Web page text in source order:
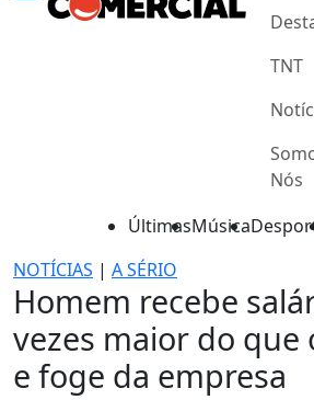
TNT
Nós
ÚltimasMúsica
NOTÍCIAS | A SÉRIO
Homem recebe
vezes maior do que
e foge da empresa